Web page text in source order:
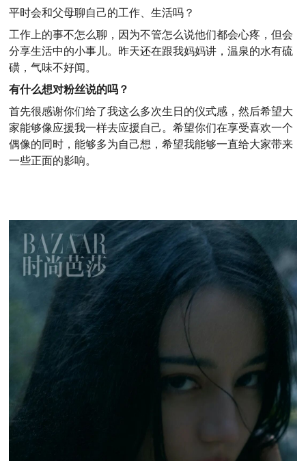
平时会和父母聊自己的工作、生活吗？
工作上的事不怎么聊，因为不管怎么说他们都会心疼，但会
分享生活中的小事儿。昨天还在跟我妈妈讲，温泉的水有硫
磺，气味不好闻。
有什么想对粉丝说的吗？
首先很感谢你们给了我这么多次生日的仪式感，然后希望大
家能够像应援我一样去应援自己。希望你们在享受喜欢一个
偶像的同时，能够多为自己想，希望我能够一直给大家带来
一些正面的影响。